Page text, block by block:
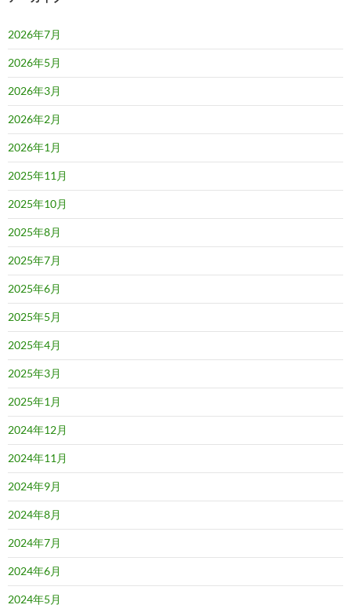
2026年7月
2026年5月
2026年3月
2026年2月
2026年1月
2025年11月
2025年10月
2025年8月
2025年7月
2025年6月
2025年5月
2025年4月
2025年3月
2025年1月
2024年12月
2024年11月
2024年9月
2024年8月
2024年7月
2024年6月
2024年5月